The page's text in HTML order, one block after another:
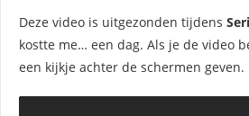
Deze video is uitgezonden tijdens
kostte me… een dag. Als je de video
een kijkje achter de schermen geven.